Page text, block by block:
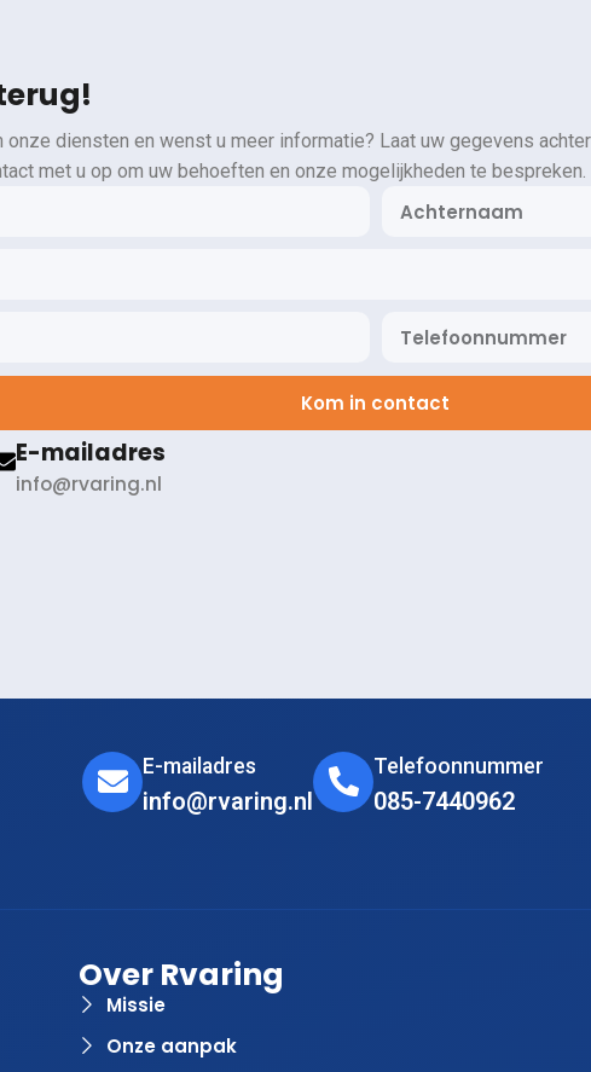
diensten en wenst u meer informatie? Laat uw gegevens
met u op om uw behoeften en onze mogelijkheden te bespreken.
Kom in contact
E-mailadres
info@rvaring.nl
E-mailadres
info@rvaring.nl
Telefoonnummer
085-7440962
Over Rvaring
Missie
Onze aanpak